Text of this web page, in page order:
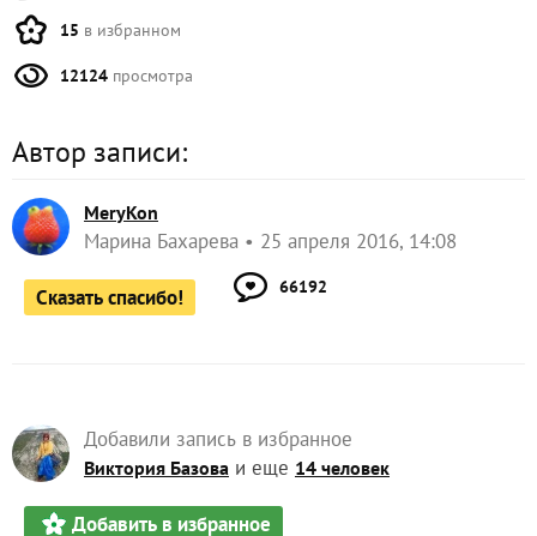
15 в избранном
12124 просмотра
Автор записи:
MeryKon
Марина Бахарева 25 апреля 2016, 14:08
Сказать спасибо! 66192
Добавили запись в избранное
Виктория Базова и еще 14 человек
Добавить в избранное